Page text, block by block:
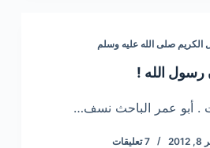
صلى الله عليه وسلم
رسول الله !
. أبو عمر الباحث نسف…
7 تعليقات